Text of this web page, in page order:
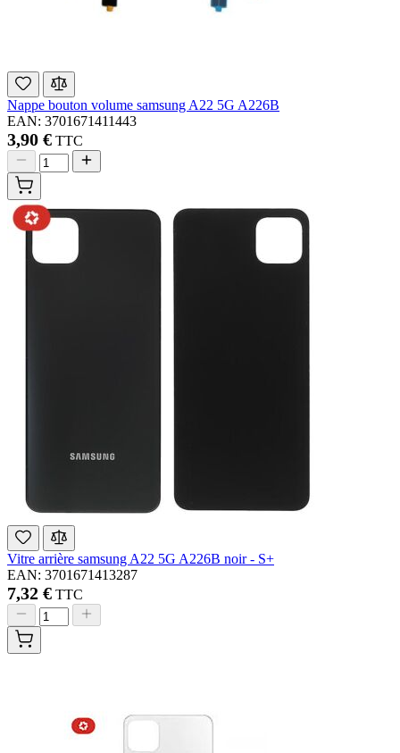
Nappe bouton volume samsung A22 5G A226B
EAN: 3701671411443
3,90 € TTC
Vitre arrière samsung A22 5G A226B noir - S+
EAN: 3701671413287
7,32 € TTC